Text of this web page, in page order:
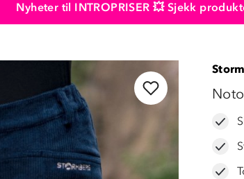
Nyheter til INTROPRISER 💥 Sjekk